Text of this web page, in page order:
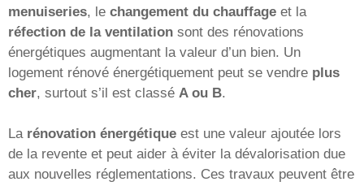
menuiseries, le changement du chauffage et la
réfection de la ventilation sont des rénovations
énergétiques augmentant la valeur d’un bien. Un
logement rénové énergétiquement peut se vendre plus
cher, surtout s’il est classé A ou B.
La rénovation énergétique est une valeur ajoutée lors
de la revente et peut aider à éviter la dévalorisation due
aux nouvelles réglementations. Ces travaux peuvent être